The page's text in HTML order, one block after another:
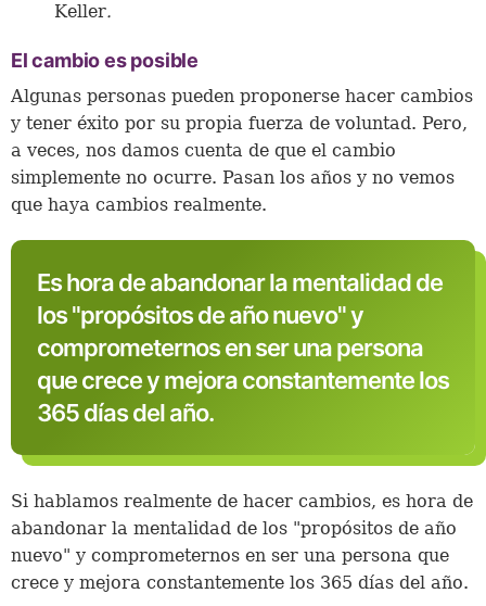
Keller.
El cambio es posible
Algunas personas pueden proponerse hacer cambios
y tener éxito por su propia fuerza de voluntad. Pero,
a veces, nos damos cuenta de que el cambio
simplemente no ocurre. Pasan los años y no vemos
que haya cambios realmente.
Es hora de abandonar la mentalidad de
los "propósitos de año nuevo" y
comprometernos en ser una persona
que crece y mejora constantemente los
365 días del año.
Si hablamos realmente de hacer cambios, es hora de
abandonar la mentalidad de los "propósitos de año
nuevo" y comprometernos en ser una persona que
crece y mejora constantemente los 365 días del año.